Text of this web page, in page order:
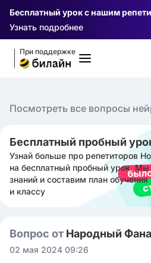
Бесплатный урок с нашим
Узнать подробнее
При поддержке
Посмотреть все вопросы
Бесплатный пробный
Узнай больше про репетиторов
на бесплатный пробный урок.
знаний и составим план
и классу
Вопрос от Народный
02 мая 2024 09:26